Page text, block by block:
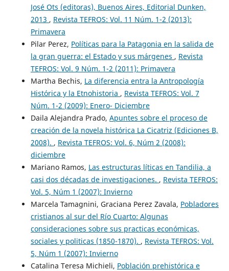
José Ots (editoras), Buenos Aires, Editorial Dunken,
2013 , Revista TEFROS: Vol. 11 Núm. 1-2 (2013):
Primavera
Pilar Perez, Políticas para la Patagonia en la salida de
la gran guerra: el Estado y sus márgenes , Revista
TEFROS: Vol. 9 Núm. 1-2 (2011): Primavera
Martha Bechis, La diferencia entra la Antropología
Histórica y la Etnohistoria , Revista TEFROS: Vol. 7
Núm. 1-2 (2009): Enero- Diciembre
Daila Alejandra Prado, Apuntes sobre el proceso de
creación de la novela histórica La Cicatriz (Ediciones B,
2008). , Revista TEFROS: Vol. 6, Núm 2 (2008):
diciembre
Mariano Ramos, Las estructuras líticas en Tandilia, a
casi dos décadas de investigaciones. , Revista TEFROS:
Vol. 5, Núm 1 (2007): Invierno
Marcela Tamagnini, Graciana Perez Zavala, Pobladores
cristianos al sur del Río Cuarto: Algunas
consideraciones sobre sus practicas económicas,
sociales y politicas (1850-1870). , Revista TEFROS: Vol.
5, Núm 1 (2007): Invierno
Catalina Teresa Michieli, Población prehistórica e